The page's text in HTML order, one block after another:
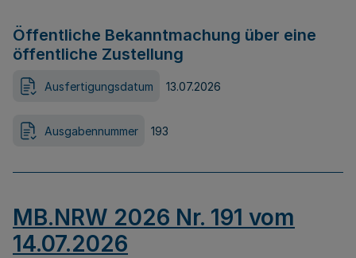
Öffentliche Bekanntmachung über eine
öffentliche Zustellung
Ausfertigungsdatum 13.07.2026
Ausgabennummer 193
MB.NRW 2026 Nr. 191 vom
14.07.2026